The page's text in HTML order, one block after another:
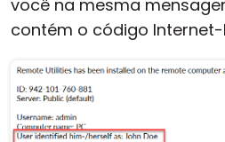
você na mesma
contém o código Internet-